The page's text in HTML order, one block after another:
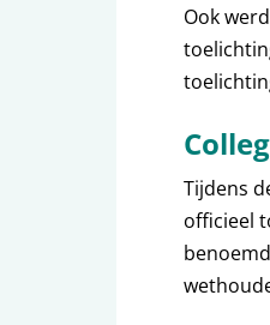
Ook
Tijdens
officieel